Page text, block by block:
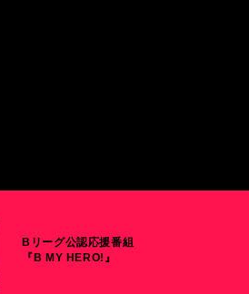
Bリーグ公認応援番組
『B MY HERO!』